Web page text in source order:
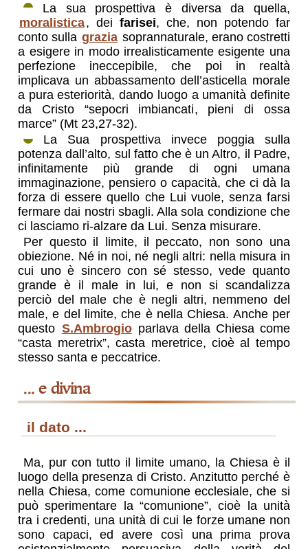
La sua prospettiva è diversa da quella,
moralistica, dei farisei, che, non potendo far
conto sulla grazia soprannaturale, erano costretti
a esigere in modo irrealisticamente esigente una
perfezione ineccepibile, che poi in realtà
implicava un abbassamento dell’asticella morale
a pura esteriorità, dando luogo a umanità definite
da Cristo “sepocri imbiancati, pieni di ossa
marce” (Mt 23,27-32).
La Sua prospettiva invece poggia sulla
potenza dall’alto, sul fatto che è un Altro, il Padre,
infinitamente più grande di ogni umana
immaginazione, pensiero o capacità, che ci dà la
forza di essere quello che Lui vuole, senza farsi
fermare dai nostri sbagli. Alla sola condizione che
ci lasciamo ri-alzare da Lui. Senza misurare.
Per questo il limite, il peccato, non sono una
obiezione. Né in noi, né negli altri: nella misura in
cui uno è sincero con sé stesso, vede quanto
grande è il male in lui, e non si scandalizza
perciò del male che è negli altri, nemmeno del
male, e del limite, che è nella Chiesa. Anche per
questo S.Ambrogio parlava della Chiesa come
“casta meretrix”, casta meretrice, cioè al tempo
stesso santa e peccatrice.
... e divina
il dato ...
Ma, pur con tutto il limite umano, la Chiesa è il
luogo della presenza di Cristo. Anzitutto perché è
nella Chiesa, come comunione ecclesiale, che si
può sperimentare la “comunione”, cioè la unità
tra i credenti, una unità di cui le forze umane non
sono capaci, ed avere così una prima prova